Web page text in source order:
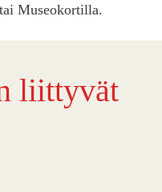
Museokortilla.
liittyvät